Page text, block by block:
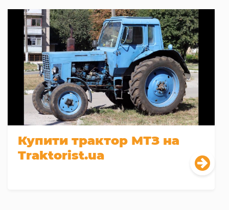
Купити трактор МТЗ на
Traktorist.ua